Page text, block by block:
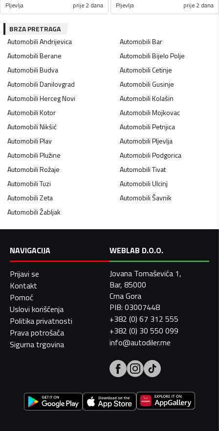
Pljevlja prije 2 dana Pljevlja prije 2 dana
BRZA PRETRAGA
AutomobiliAndrijevica AutomobiliBar
AutomobiliBerane AutomobiliBijelo Polje
AutomobiliBudva AutomobiliCetinje
AutomobiliDanilovgrad AutomobiliGusinje
AutomobiliHerceg Novi AutomobiliKolašin
AutomobiliKotor AutomobiliMojkovac
AutomobiliNikšić AutomobiliPetnjica
AutomobiliPlav AutomobiliPljevlja
AutomobiliPlužine AutomobiliPodgorica
AutomobiliRožaje AutomobiliTivat
AutomobiliTuzi AutomobiliUlcinj
AutomobiliZeta AutomobiliŠavnik
AutomobiliŽabljak
NAVIGACIJA
Prijavi se
Kontakt
Pomoć
Uslovi korišćenja
Politika privatnosti
Prava potrošača
Sigurna trgovina
WEBLAB D.O.O.
Jovana Tomaševića 1,
Bar, 85000
Crna Gora
PIB: 03007448
+382 (0) 67 312 555
+382 (0) 30 550 099
info@autodiler.me